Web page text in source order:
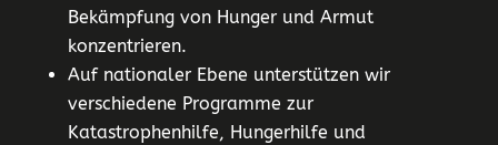
Bekämpfung von Hunger und Armut
konzentrieren.
Auf nationaler Ebene unterstützen wir
verschiedene Programme zur
Katastrophenhilfe, Hungerhilfe und